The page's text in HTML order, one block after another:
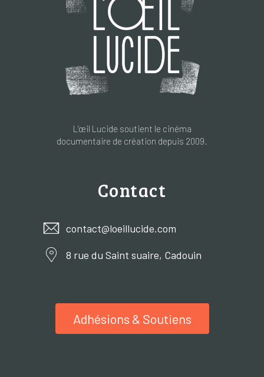
L’œil Lucide soutient le cinéma
documentaire de création depuis 2009.
Contact
contact@loeillucide.com
8 rue du Saint suaire, Cadouin
Adhésions & Soutiens